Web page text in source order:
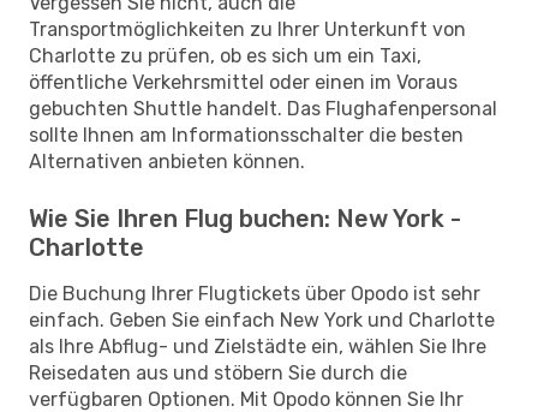
Transportmöglichkeiten zu Ihrer Unterkunft von
Charlotte zu prüfen, ob es sich um ein Taxi,
öffentliche Verkehrsmittel oder einen im Voraus
gebuchten Shuttle handelt. Das Flughafenpersonal
sollte Ihnen am Informationsschalter die besten
Alternativen anbieten können.
Wie Sie Ihren Flug buchen: New York -
Charlotte
Die Buchung Ihrer Flugtickets über Opodo ist sehr
einfach. Geben Sie einfach New York und Charlotte
als Ihre Abflug- und Zielstädte ein, wählen Sie Ihre
Reisedaten aus und stöbern Sie durch die
verfügbaren Optionen. Mit Opodo können Sie Ihr